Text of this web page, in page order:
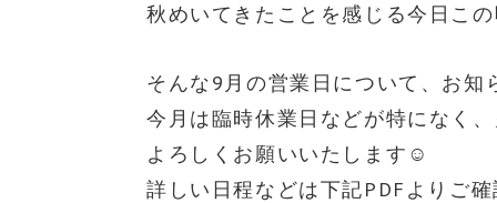
秋めいてきたことを感じる今日こ
そんな9月の営業日について、お知
今月は臨時休業日などが特になく
よろしくお願いいたします☺︎
詳しい日程などは下記PDFよりご